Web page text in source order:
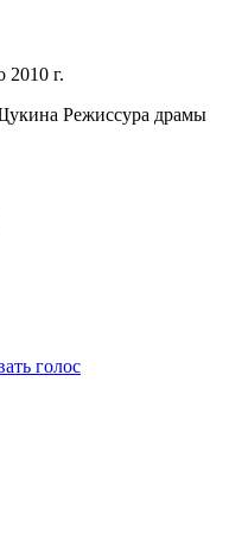
г.
Режиссура драмы
голос